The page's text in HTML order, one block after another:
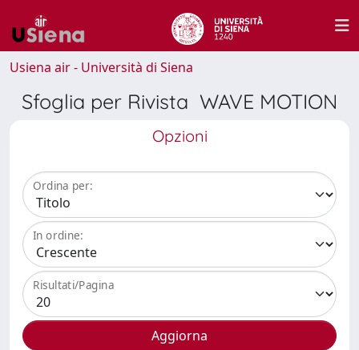
Usiena air - Università di Siena
Sfoglia per Rivista WAVE MOTION
Opzioni
Ordina per:
In ordine:
Risultati/Pagina